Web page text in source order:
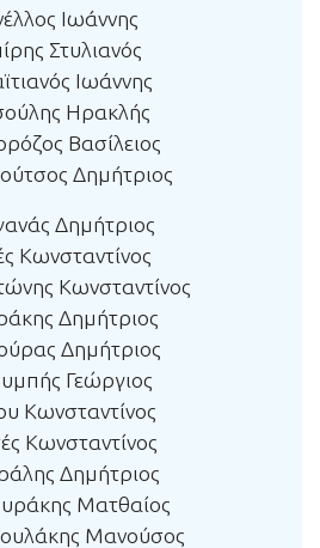
Ιωάννης
Στυλιανός
Ιωάννης
Ηρακλής
Βασίλειος
Δημήτριος
Δημήτριος
Κωνσταντίνος
Κωνσταντίνος
Δημήτριος
Δημήτριος
Γεώργιος
Κωνσταντίνος
Κωνσταντίνος
Δημήτριος
Ματθαίος
Μανούσος